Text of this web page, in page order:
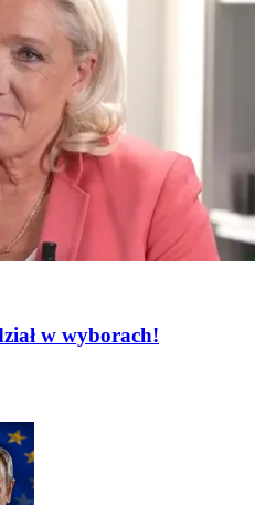
w wyborach!